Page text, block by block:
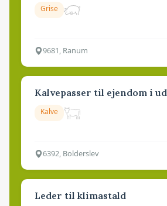
Grise
9681, Ranum
Kalvepasser til ejendom i
Kalve
6392, Bolderslev
Leder til klimastald